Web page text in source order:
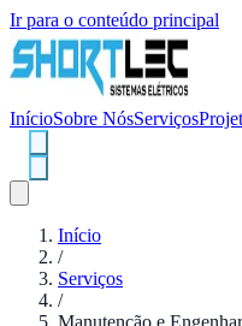
Ir para o conteúdo principal
InícioSobre NósServiços
Início
/
Serviços
/
Manutenção e